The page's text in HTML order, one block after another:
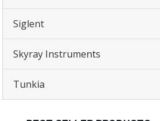
Siglent
Skyray Instruments
Tunkia